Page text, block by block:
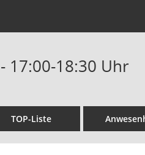
17:00-18:30 Uhr
TOP-Liste